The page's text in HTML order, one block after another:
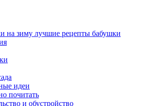
на зиму лучшие рецепты бабушки
идеи
почитать
и обустройство